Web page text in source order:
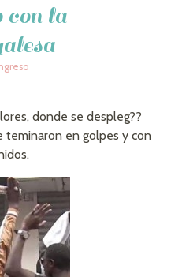
la
donde se despleg??
teminaron en golpes y con